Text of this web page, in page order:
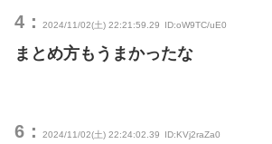
4： 2024/11/02(土) 22:21:59.29 ID:oW9TC/uE0
まとめ方もうまかったな
6： 2024/11/02(土) 22:24:02.39 ID:KVj2raZa0